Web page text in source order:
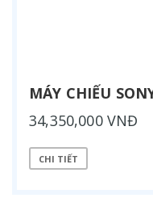
MÁY CHIẾU
34,350,000 VNĐ
CHI TIẾT